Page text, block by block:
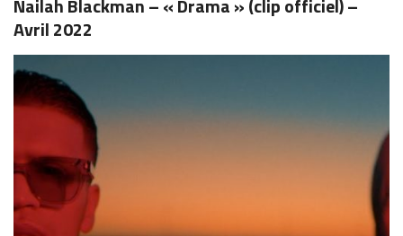
Nailah Blackman – « Drama » (clip officiel) –
Avril 2022